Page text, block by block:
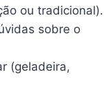
ou tradicional).
sobre o
(geladeira,